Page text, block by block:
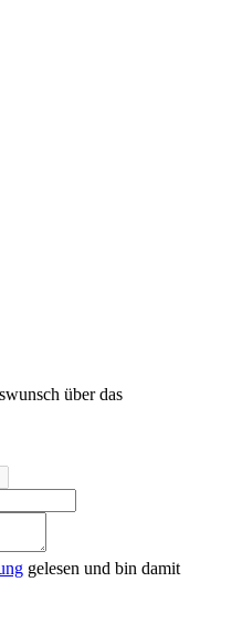
über das
gelesen und bin damit